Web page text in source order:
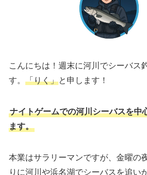
こんにちは！週末に河川でシーバス
す。 「りく」と申します！
ナイトゲームでの河川シーバスを中
ます。
本業はサラリーマンですが、金曜の
りに河川や浜名湖でシーバスを追い